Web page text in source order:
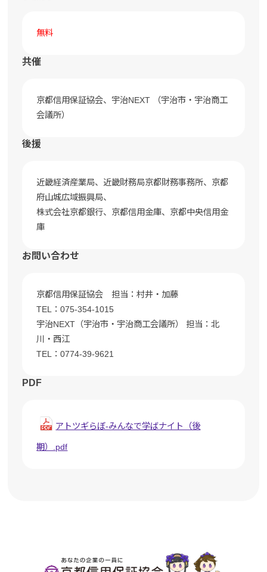
無料
共催
京都信用保証協会、宇治NEXT （宇治市・宇治商工
会議所）
後援
近畿経済産業局、近畿財務局京都財務事務所、京都
府山城広域振興局、
株式会社京都銀行、京都信用金庫、京都中央信用金
庫
お問い合わせ
京都信用保証協会 担当：村井・加藤
TEL：075-354-1015
宇治NEXT（宇治市・宇治商工会議所） 担当：北
川・西江
TEL：0774-39-9621
PDF
アトツギらぼ-みんなで学ばナイト（後
期）.pdf